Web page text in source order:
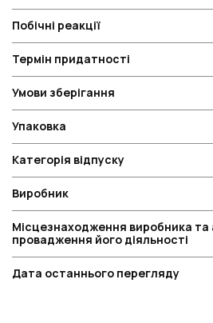
Побічні реакції
Термін придатності
Умови зберігання
Упаковка
Категорія відпуску
Виробник
Місцезнаходження виробника та
провадження його діяльності
Дата останнього перегляду